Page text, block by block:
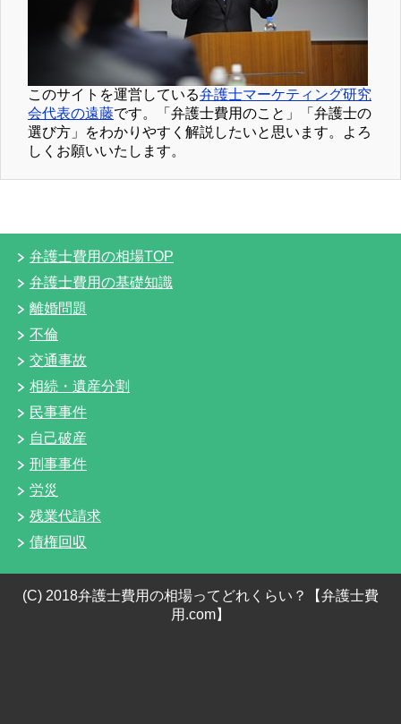
このサイトを運営している弁護士マーケティング研究
会代表の遠藤です。「弁護士費用のこと」「弁護士の
選び方」をわかりやすく解説したいと思います。よろ
しくお願いいたします。
弁護士費用の相場TOP
弁護士費用の基礎知識
離婚問題
不倫
交通事故
相続・遺産分割
民事事件
自己破産
刑事事件
労災
残業代請求
債権回収
(C) 2018弁護士費用の相場ってどれくらい？【弁護士費
用.com】